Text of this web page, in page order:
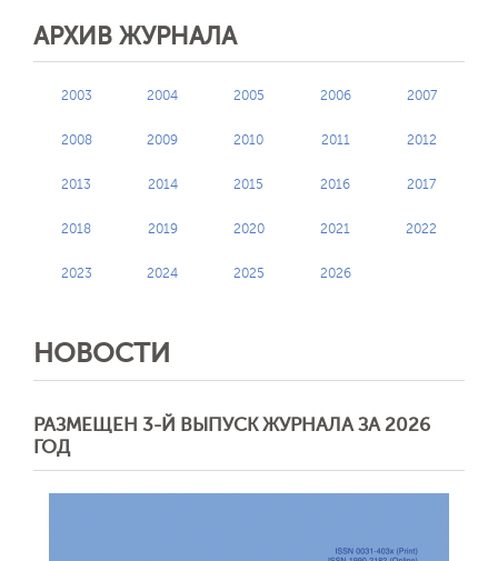
АРХИВ ЖУРНАЛА
2003 2004 2005 2006 2007
2008 2009 2010 2011 2012
2013 2014 2015 2016 2017
2018 2019 2020 2021 2022
2023 2024 2025 2026
НОВОСТИ
РАЗМЕЩЕН 3-Й ВЫПУСК ЖУРНАЛА ЗА 2026
ГОД